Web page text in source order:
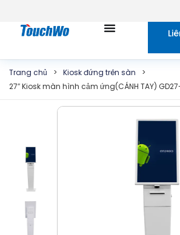
Trang chủ > Kiosk đứng trên sàn
>
27″ Kiosk màn hình cảm ứng(CÁNH TAY)